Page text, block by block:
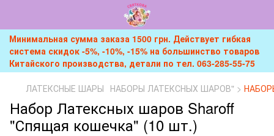
Минимальная сумма заказа 1500 грн. Действует гибкая
система скидок -5%, -10%, -15% на большинство товаров
Китайского производства, детали по тел. 063-285-55-75
ЛАТЕКСНЫЕ ШАРЫ НАБОРЫ ЛАТЕКСНЫХ ШАРОВ" >
Набор Латексных шаров Sharoff
"Спящая кошечка" (10 шт.)